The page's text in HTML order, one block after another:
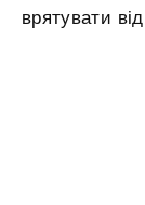
врятувати